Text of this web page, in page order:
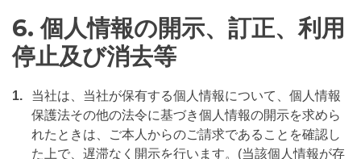
6. 個人情報の開示、訂正、利用
停止及び消去等
1.
当社は、当社が保有する個人情報について、個人情報
保護法その他の法令に基づき個人情報の開示を求めら
れたときは、ご本人からのご請求であることを確認し
た上で、遅滞なく開示を行います。(当該個人情報が存